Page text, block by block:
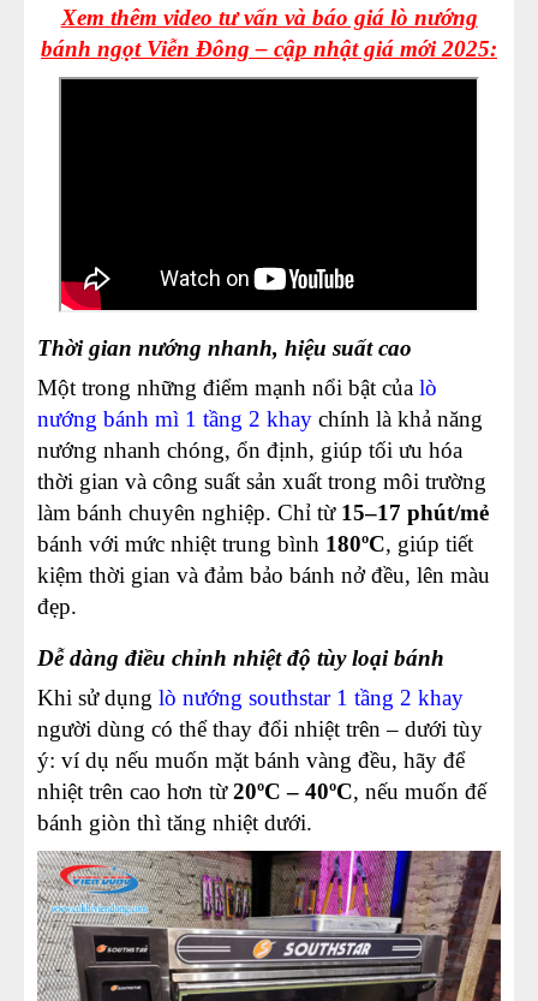
Xem thêm video tư vấn và báo giá lò nướng
bánh ngọt Viễn Đông – cập nhật giá mới 2025:
Thời gian nướng nhanh, hiệu suất cao
Một trong những điểm mạnh nổi bật của lò
nướng bánh mì 1 tầng 2 khay chính là khả năng
nướng nhanh chóng, ổn định, giúp tối ưu hóa
thời gian và công suất sản xuất trong môi trường
làm bánh chuyên nghiệp. Chỉ từ 15–17 phút/mẻ
bánh với mức nhiệt trung bình 180ºC, giúp tiết
kiệm thời gian và đảm bảo bánh nở đều, lên màu
đẹp.
Dễ dàng điều chỉnh nhiệt độ tùy loại bánh
Khi sử dụng lò nướng southstar 1 tầng 2 khay
người dùng có thể thay đổi nhiệt trên – dưới tùy
ý: ví dụ nếu muốn mặt bánh vàng đều, hãy để
nhiệt trên cao hơn từ20ºC – 40ºC, nếu muốn đế
bánh giòn thì tăng nhiệt dưới.